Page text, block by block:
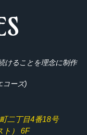
けることを理念に制作
コーズ)
二丁目4番18号
ト） 6F